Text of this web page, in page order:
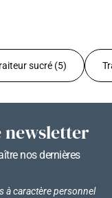
sucré (5)
newsletter
nos dernières
à caractère personnel